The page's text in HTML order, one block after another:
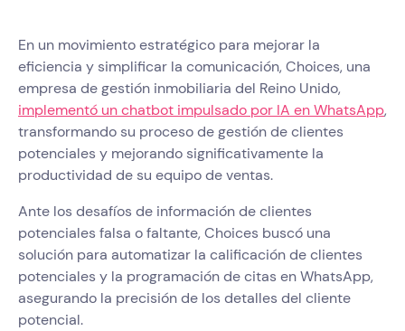
En un movimiento estratégico para mejorar la
eficiencia y simplificar la comunicación, Choices, una
empresa de gestión inmobiliaria del Reino Unido,
implementó un chatbot impulsado por IA en WhatsApp,
transformando su proceso de gestión de clientes
potenciales y mejorando significativamente la
productividad de su equipo de ventas.
Ante los desafíos de información de clientes
potenciales falsa o faltante, Choices buscó una
solución para automatizar la calificación de clientes
potenciales y la programación de citas en WhatsApp,
asegurando la precisión de los detalles del cliente
potencial.